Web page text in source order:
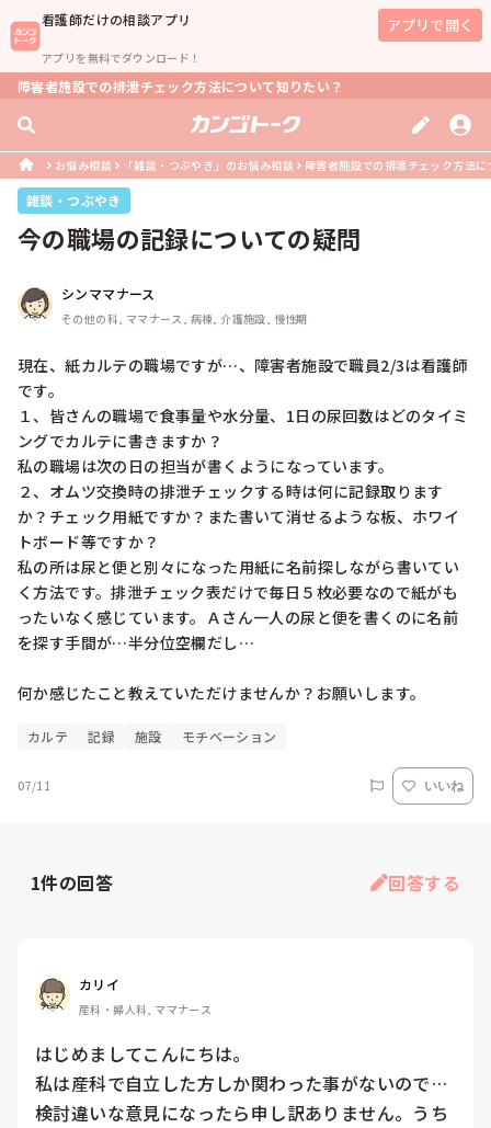
看護師だけの相談アプリ
アプリを無料でダウンロード！
アプリで開く
障害者施設での排泄チェック方法について知りたい？
お悩み相談 「雑談・つぶやき」のお悩み相談 障害者施設での排泄チェック方法
雑談・つぶやき
今の職場の記録についての疑問
シンママナース
その他の科, ママナース, 病棟, 介護施設, 慢性期
現在、紙カルテの職場ですが…、障害者施設で職員2/3は看護師
です。
１、皆さんの職場で食事量や水分量、1日の尿回数はどのタイミ
ングでカルテに書きますか？
私の職場は次の日の担当が書くようになっています。
２、オムツ交換時の排泄チェックする時は何に記録取ります
か？チェック用紙ですか？また書いて消せるような板、ホワイ
トボード等ですか？
私の所は尿と便と別々になった用紙に名前探しながら書いてい
く方法です。排泄チェック表だけで毎日５枚必要なので紙がも
ったいなく感じています。Ａさん一人の尿と便を書くのに名前
を探す手間が…半分位空欄だし…
何か感じたこと教えていただけませんか？お願いします。
カルテ 記録 施設 モチベーション
07/11 いいね
1件の回答 回答する
カリイ
産科・婦人科, ママナース
はじめましてこんにちは。
私は産科で自立した方しか関わった事がないので…
検討違いな意見になったら申し訳ありません。うち